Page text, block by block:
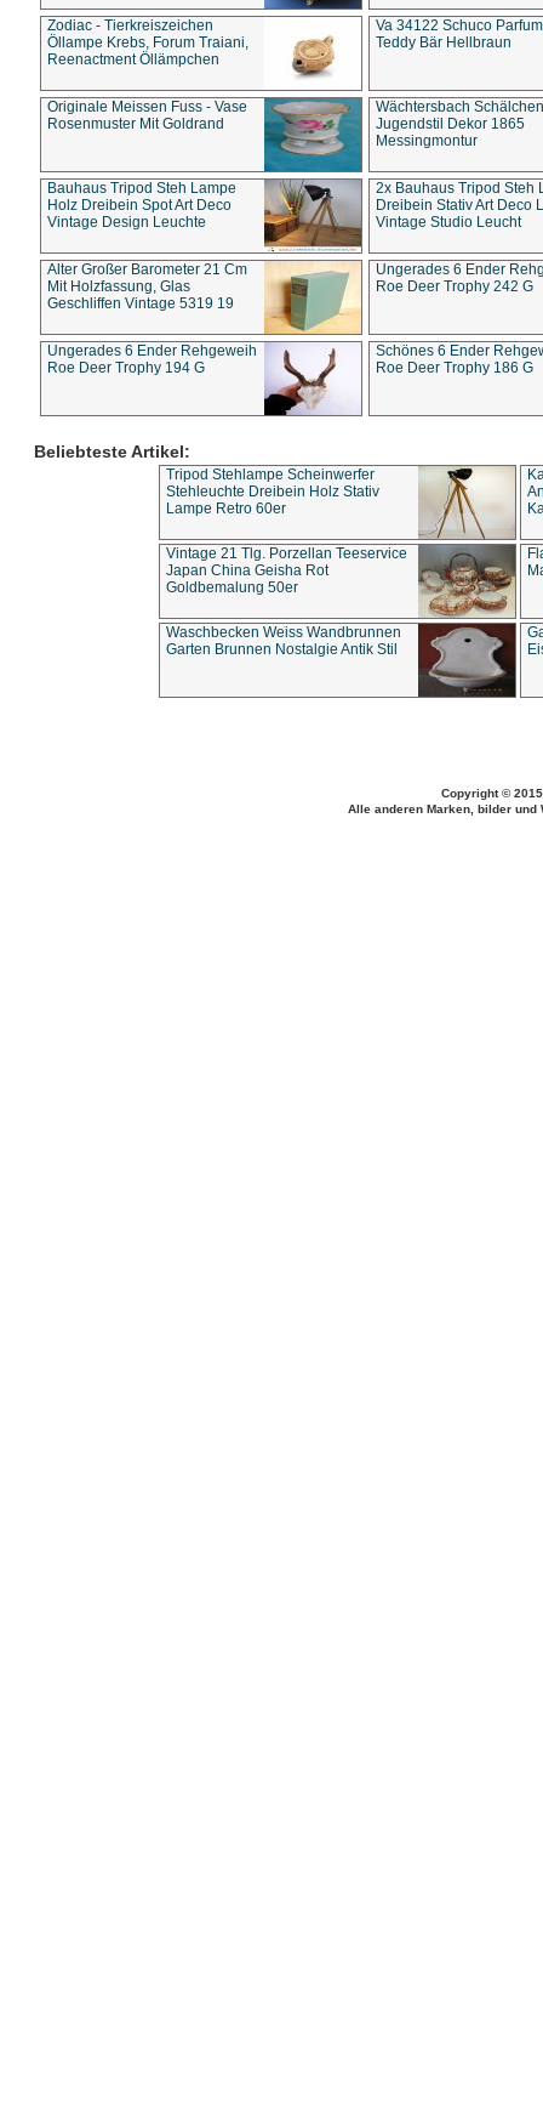
Zodiac - Tierkreiszeichen
Öllampe Krebs, Forum Traiani,
Reenactment Öllämpchen
Va 34122 Schuco
Teddy Bär Hellbraun
Originale Meissen Fuss - Vase
Rosenmuster Mit Goldrand
Wächtersbach Schälchen
Jugendstil Dekor 1865
Messingmontur
Bauhaus Tripod Steh Lampe
Holz Dreibein Spot Art Deco
Vintage Design Leuchte
2x Bauhaus Tripod Steh
Dreibein Stativ Art Deco
Vintage Studio Leucht
Alter Großer Barometer 21 Cm
Mit Holzfassung, Glas
Geschliffen Vintage 5319 19
Ungerades 6 Ender
Roe Deer Trophy 242 G
Ungerades 6 Ender Rehgeweih
Roe Deer Trophy 194 G
Schönes 6 Ender
Roe Deer Trophy 186 G
Beliebteste Artikel:
Tripod Stehlampe Scheinwerfer
Stehleuchte Dreibein Holz Stativ
Lampe Retro 60er
Vintage 21 Tlg. Porzellan Teeservice
Japan China Geisha Rot
Goldbemalung 50er
Waschbecken Weiss Wandbrunnen
Garten Brunnen Nostalgie Antik Stil
Copyright ©
Alle anderen Marken, bilder und